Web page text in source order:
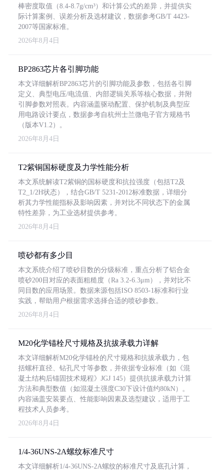
棒密度取值（8.4-8.7g/cm³）和计算公式的差异，并提供实
际计算案例、误差分析及选材建议，数据参考GB/T 4423-
2007等国家标准。
2026年8月4日
BP2863芯片各引脚功能
本文详细解析BP2863芯片的引脚功能及参数，包括各引脚
定义、典型电压/电流值、内部逻辑关系等核心数据，并附
引脚参数对照表。内容涵盖驱动配置、保护机制及典型应
用电路设计要点，数据参考自杭州士兰微电子官方规格书
（版本V1.2）。
2026年8月4日
T2紫铜国标硬度及力学性能分析
本文系统解读T2紫铜的国标硬度和抗拉强度（包括T2及
T2_1/2H状态），结合GB/T 5231-2012标准数据，详细分
析其力学性能指标及影响因素，并对比不同状态下的金属
特性差异，为工业选材提供参考。
2026年8月4日
喷砂都有多少目
本文系统介绍了喷砂目数的分级标准，重点分析了铝合金
喷砂200目对应的表面粗糙度（Ra 3.2-6.3μm），并对比不
同目数的应用场景。数据来源包括ISO 8503-1标准和行业
实践，帮助用户根据需求选择合适的喷砂参数。
2026年8月4日
M20化学锚栓尺寸规格及抗拔承载力详解
本文详细解析M20化学锚栓的尺寸规格和抗拔承载力，包
括螺杆直径、钻孔尺寸等参数，并依据专业标准（如《混
凝土结构后锚固技术规程》JGJ 145）提供抗拔承载力计算
方法和典型数值（如混凝土强度C30下设计值约80kN）。
内容涵盖安装要点、性能影响因素及选型建议，适用于工
程技术人员参考。
2026年8月4日
1/4-36UNS-2A螺纹标准尺寸
本文详细解析1/4-36UNS-2A螺纹的标准尺寸及底孔计算，